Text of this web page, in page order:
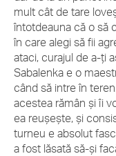
mult cât de tare
întotdeauna că o să
în care alegi să fii
ataci, curajul de a-ți
Sabalenka e o
când să intre în
acestea rămân și îi
ea reușește, și
turneu e absolut
a fost lăsată să-și